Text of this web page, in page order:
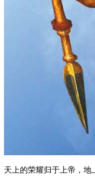
天上的荣耀归于上帝，地